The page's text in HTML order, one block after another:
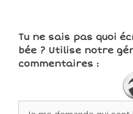
Tu ne sais pas quoi
bée ? Utilise notre
commentaires :